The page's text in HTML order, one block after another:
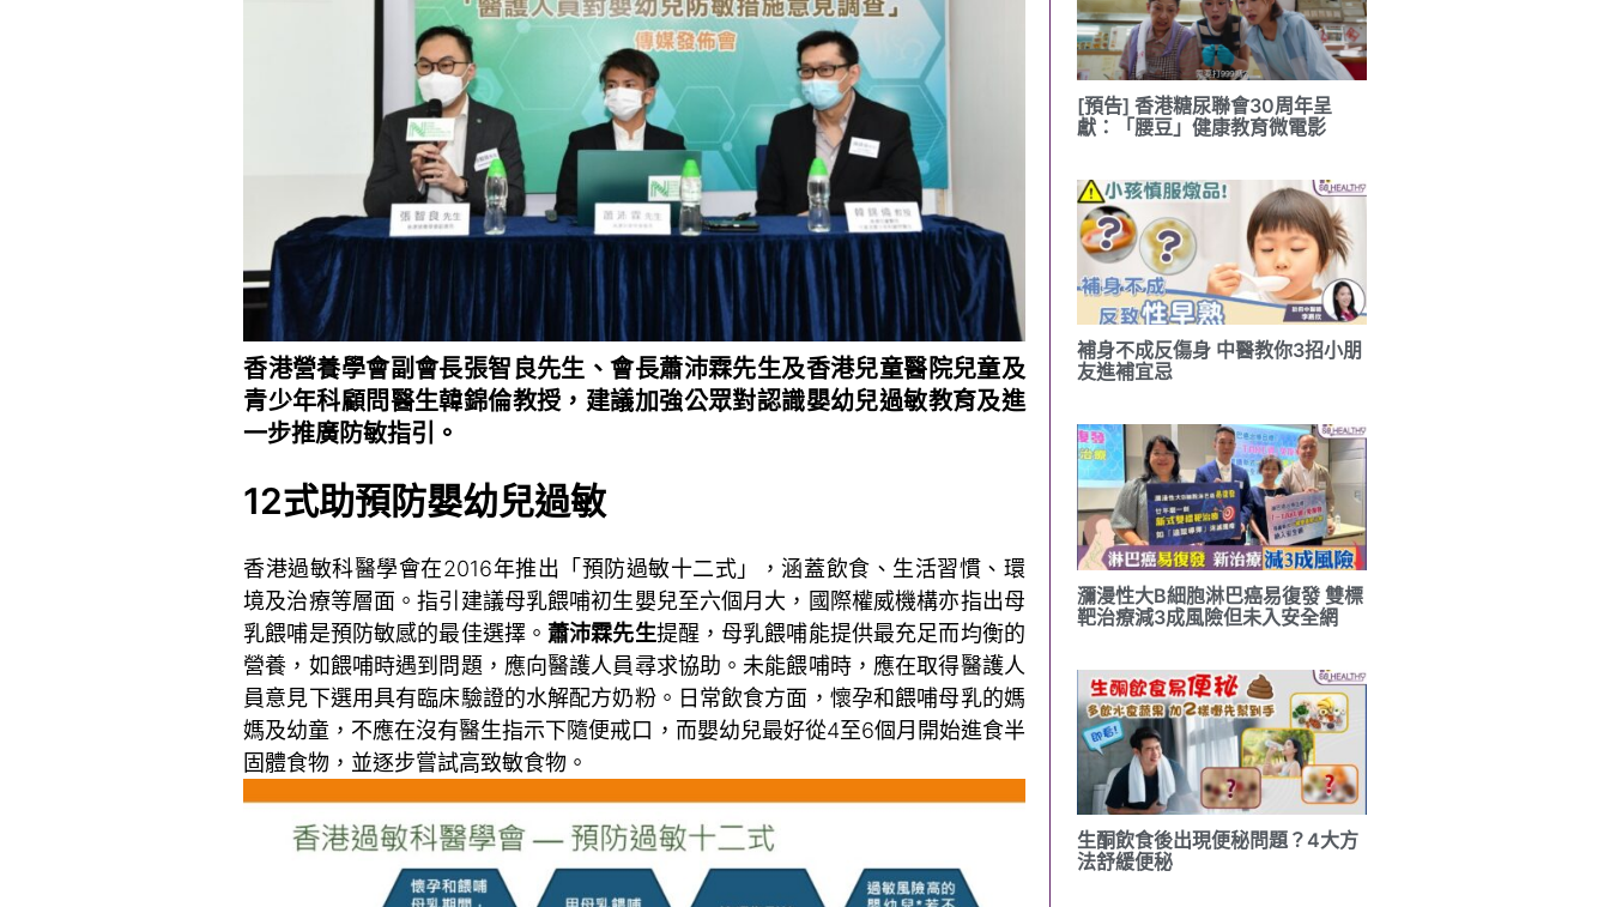
香港營養學會副會長張智良先生、會長蕭沛霖先生及香港兒童醫院兒童及
青少年科顧問醫生韓錦倫教授，建議加強公眾對認識嬰幼兒過敏教育及進
一步推廣防敏指引。
12式助預防嬰幼兒過敏
香港過敏科醫學會在2016年推出「預防過敏十二式」，涵蓋飲食、生活習慣、環
境及治療等層面。指引建議母乳餵哺初生嬰兒至六個月大，國際權威機構亦指出母
乳餵哺是預防敏感的最佳選擇。 蕭沛霖先生提醒，母乳餵哺能提供最充足而均衡的
營養，如餵哺時遇到問題，應向醫護人員尋求協助。未能餵哺時，應在取得醫護人
員意見下選用具有臨床驗證的水解配方奶粉。日常飲食方面，懷孕和餵哺母乳的媽
媽及幼童，不應在沒有醫生指示下隨便戒口，而嬰幼兒最好從4至6個月開始進食半
固體食物，並逐步嘗試高致敏食物。
[預告] 香港糖尿聯會30周年呈
獻：「腰豆」健康教育微電影
補身不成反傷身 中醫教你3招小朋
友進補宜忌
瀰漫性大B細胞淋巴癌易復發 雙標
靶治療減3成風險但未入安全網
生酮飲食後出現便秘問題？4大方
法舒緩便秘